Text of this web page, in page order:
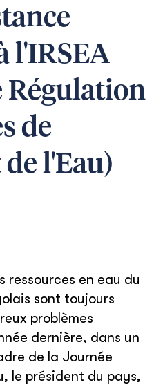
l'IRSEA
de
l'Eau)
ressources en eau du
sont toujours
problèmes
dernière, dans un
de la Journée
le président du pays,